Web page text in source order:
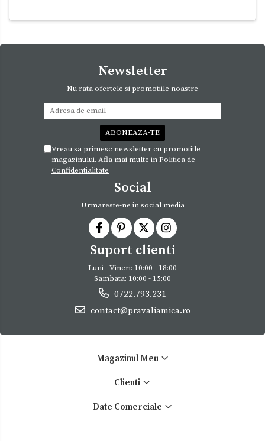
Newsletter
Nu rata ofertele si promotiile noastre
Vreau sa primesc newsletter cu promotiile
magazinului. Afla mai multe inPolitica de
Confidentialitate
Social
Urmareste-ne in social media
Suport clienti
Luni - Vineri: 10:00 - 18:00
Sambata: 10:00 - 15:00
0722.793.231
contact@pravaliamica.ro
Magazinul Meu
Clienti
Date Comerciale